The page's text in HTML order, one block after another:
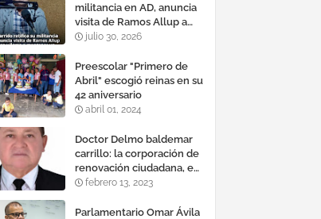
militancia en AD, anuncia
visita de Ramos Allup a
Barinas y llama a
cauteloso»
julio 30, 2026
Preescolar "Primero de
Abril" escogió reinas en su
42 aniversario
abril 01, 2024
Doctor Delmo baldemar
carrillo: la corporación de
renovación ciudadana, es
un banco mundial de
febrero 13, 2023
Parlamentario Omar Ávila